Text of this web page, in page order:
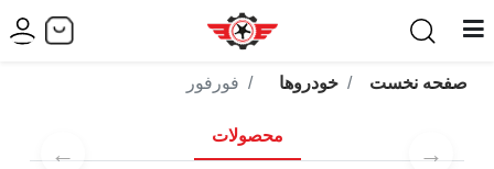
صفحه نخست خودروها فورفور
محصولات
→
←